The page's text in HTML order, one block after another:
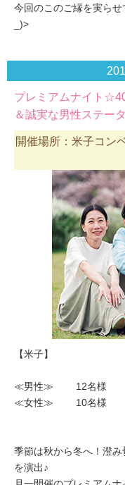
今回のこのご縁を実らせ
_)>
プレミアムナイト
＆誠実な男性ステー
開催場所：米子コン
【米子】
≪男性≫ 12名様
≪女性≫ 10名様
季節は秋から冬へ！澄
を演出♪